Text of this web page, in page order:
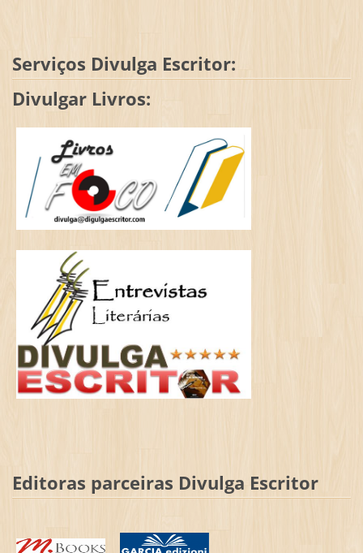
Serviços Divulga Escritor:
Divulgar Livros:
Editoras parceiras Divulga Escritor